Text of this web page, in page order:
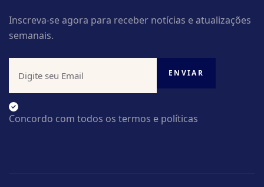
Inscreva-se agora para receber notícias e atualizações
semanais.
Concordo com todos os termos e políticas